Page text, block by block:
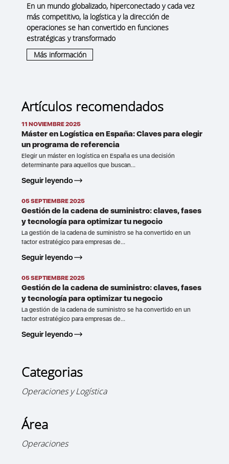
En un mundo globalizado, hiperconectado y cada vez
más competitivo, la logística y la dirección de
operaciones se han convertido en funciones
estratégicas y transformado
Más información
Artículos recomendados
11 NOVIEMBRE 2025
Máster en Logística en España: Claves para elegir
un programa de referencia
Elegir un máster en logística en España es una decisión
determinante para aquellos que buscan...
Seguir leyendo
05 SEPTIEMBRE 2025
Gestión de la cadena de suministro: claves, fases
y tecnología para optimizar tu negocio
La gestión de la cadena de suministro se ha convertido en un
factor estratégico para empresas de...
Seguir leyendo
05 SEPTIEMBRE 2025
Gestión de la cadena de suministro: claves, fases
y tecnología para optimizar tu negocio
La gestión de la cadena de suministro se ha convertido en un
factor estratégico para empresas de...
Seguir leyendo
Categorias
Operaciones y Logística
Área
Operaciones